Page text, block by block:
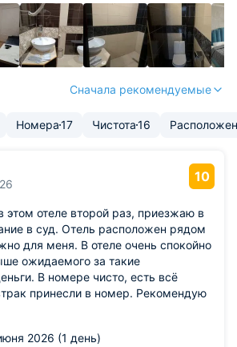
Сначала рекомендуемые
Номера17 Чистота16
10
этом отеле второй раз, приезжаю в
в суд. Отель расположен рядом
для меня. В отеле очень спокойно
ожидаемого за такие
В номере чисто, есть всё
принесли в номер. Рекомендую
2026 (1 день)